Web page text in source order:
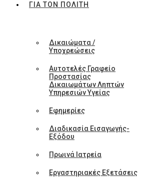
ΓΙΑ ΤΟΝ ΠΟΛΙΤΗ
Δικαιώματα /
Υποχρεώσεις
Αυτοτελές Γραφείο
Προστασίας
Δικαιωμάτων Ληπτών
Υπηρεσιών Υγείας
Εφημερίες
Διαδικασία Εισαγωγής-
Εξόδου
Πρωινά Ιατρεία
Εργαστηριακές Εξετάσεις